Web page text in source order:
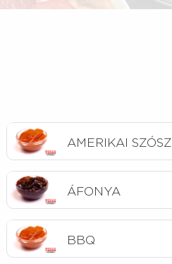
AMERIKAI SZÓSZ
ÁFONYA
BBQ